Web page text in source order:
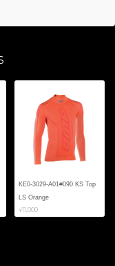
KE0-3029-A01#090 KS Top
LS Orange
¥11,000